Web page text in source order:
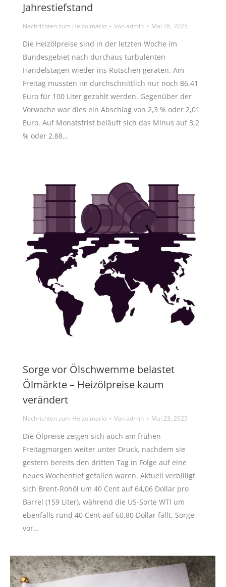
Jahrestiefstand
Nachrichten zum Heizölmarkt Vonadmin Mai 26, 2025
Die Heizölpreise sind in der letzten Woche im
Bundesgebiet nach durchaus turbulenten
Handelstagen wieder ins Rutschen geraten. Am
Freitag mussten im durchschnittlich nur noch 86,41
Euro für 100 Liter gezahlt werden. Gegenüber der
Vorwoche war dies ein Abschlag von 2,3 % oder 2,01
Euro. Auf Monatsfrist beläuft sich das Minus auf 3,2
% oder 2,88…
Sorge vor Ölschwemme belastet
Ölmärkte – Heizölpreise kaum
verändert
Nachrichten zum Heizölmarkt Vonadmin Mai 23, 2025
Die Ölpreise zeigen sich auch am frühen
Freitagmorgen weiter unter Druck, nachdem sie
gestern bereits den dritten Tag in Folge auf eine
neues Wochentief gefallen waren. Aktuell verbilligt
sich Brent-Rohöl um 40 Cent auf 64,06 Dollar pro
Barrel (159 Liter), während die US-Sorte WTI um
ebenfalls rund 40 Cent auf 60,80 Dollar fällt. Sorge
vor…